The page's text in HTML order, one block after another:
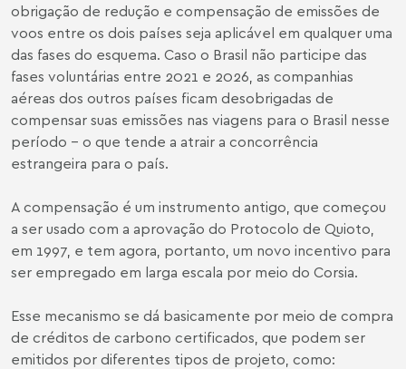
obrigação de redução e compensação de emissões de
voos entre os dois países seja aplicável em qualquer uma
das fases do esquema. Caso o Brasil não participe das
fases voluntárias entre 2021 e 2026, as companhias
aéreas dos outros países ficam desobrigadas de
compensar suas emissões nas viagens para o Brasil nesse
período – o que tende a atrair a concorrência
estrangeira para o país.
A compensação é um instrumento antigo, que começou
a ser usado com a aprovação do Protocolo de Quioto,
em 1997, e tem agora, portanto, um novo incentivo para
ser empregado em larga escala por meio do Corsia.
Esse mecanismo se dá basicamente por meio de compra
de créditos de carbono certificados, que podem ser
emitidos por diferentes tipos de projeto, como: